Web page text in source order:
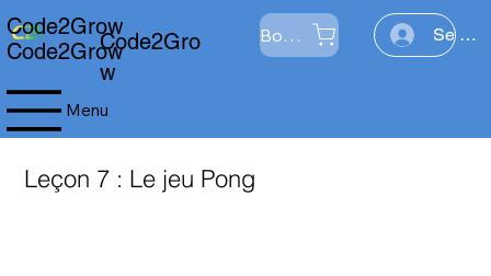
Code2Gro
w
Boutique Se
Menu
Code2Grow
Code2Grow
Leçon 7 : Le jeu Pong